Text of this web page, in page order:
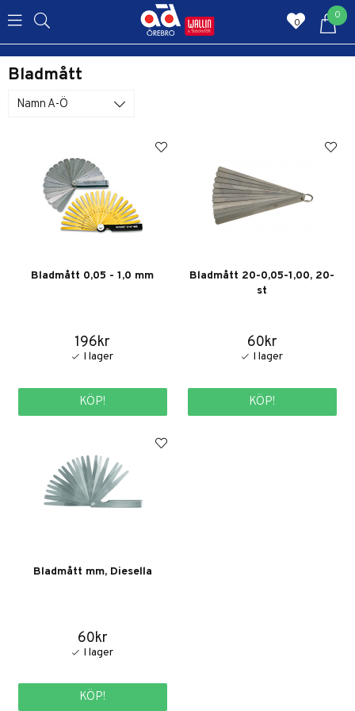
0
0
Bladmått
Namn A-Ö
Bladmått 0,05 - 1,0 mm
196kr
KÖP!
Bladmått 20-0,05-1,00, 20-
st
60kr
KÖP!
Bladmått mm, Diesella
60kr
KÖP!